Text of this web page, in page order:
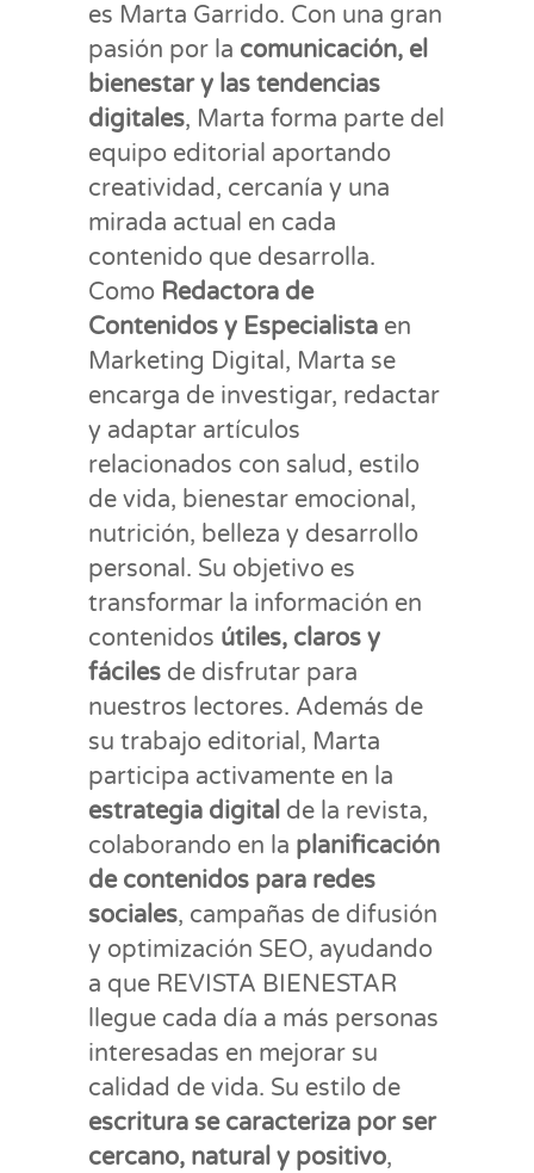
es Marta Garrido. Con una gran
pasión por la comunicación, el
bienestar y las tendencias
digitales, Marta forma parte del
equipo editorial aportando
creatividad, cercanía y una
mirada actual en cada
contenido que desarrolla.
Como Redactora de
Contenidos y Especialista en
Marketing Digital, Marta se
encarga de investigar, redactar
y adaptar artículos
relacionados con salud, estilo
de vida, bienestar emocional,
nutrición, belleza y desarrollo
personal. Su objetivo es
transformar la información en
contenidos útiles, claros y
fáciles de disfrutar para
nuestros lectores. Además de
su trabajo editorial, Marta
participa activamente en la
estrategia digital de la revista,
colaborando en la planificación
de contenidos para redes
sociales, campañas de difusión
y optimización SEO, ayudando
a que REVISTA BIENESTAR
llegue cada día a más personas
interesadas en mejorar su
calidad de vida. Su estilo de
escritura se caracteriza por ser
cercano, natural y positivo,